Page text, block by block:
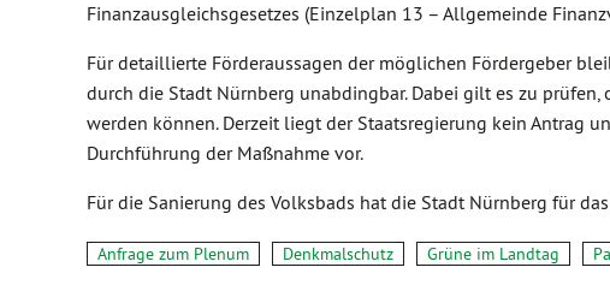
Finanzausgleichsgesetzes (Einzelplan 13 – Allgemeinde
Für detaillierte Förderaussagen der möglichen Fördergeber
durch die Stadt Nürnberg unabdingbar. Dabei gilt es zu
werden können. Derzeit liegt der Staatsregierung kein Antrag
Durchführung der Maßnahme vor.
Für die Sanierung des Volksbads hat die Stadt Nürnberg für
Anfrage zum Plenum Denkmalschutz Grüne im Landtag